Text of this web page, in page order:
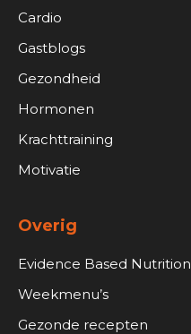
Cardio
Gastblogs
Gezondheid
Hormonen
Krachttraining
Motivatie
Overig
Evidence Based Nutrition
Weekmenu’s
Gezonde recepten